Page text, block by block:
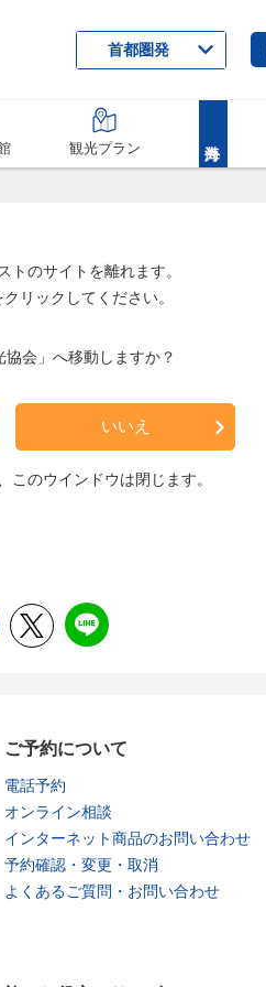
首都圏発
観光プラン
トのサイトを離れます。
リックしてください。
協会」へ移動しますか？
いいえ
のウインドウは閉じます。
ご予約について
電話予約
オンライン相談
インターネット商品のお問い合わせ
予約確認・変更・取消
よくあるご質問・お問い合わせ